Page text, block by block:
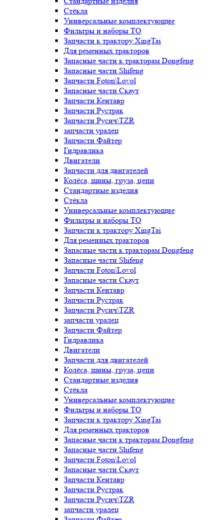
Стёкла
Универсальные комплектующие
Фильтры и наборы ТО
Запчасти к трактору XingTai
Для ременных тракторов
Запасные части к тракторам Dongfeng
Запасные части Shifeng
Запчасти Foton\Lovol
Запасные части Скаут
Запчасти Кентавр
Запчасти Рустрак
Запчасти Русич\TZR
запчасти уралец
Запчасти Файтер
Гидравлика
Двигатели
Запчасти для двигателей
Колёса, шины, груза, цепи
Стандартные изделия
Стёкла
Универсальные комплектующие
Фильтры и наборы ТО
Запчасти к трактору XingTai
Для ременных тракторов
Запасные части к тракторам Dongfeng
Запасные части Shifeng
Запчасти Foton\Lovol
Запасные части Скаут
Запчасти Кентавр
Запчасти Рустрак
Запчасти Русич\TZR
запчасти уралец
Запчасти Файтер
Гидравлика
Двигатели
Запчасти для двигателей
Колёса, шины, груза, цепи
Стандартные изделия
Стёкла
Универсальные комплектующие
Фильтры и наборы ТО
Запчасти к трактору XingTai
Для ременных тракторов
Запасные части к тракторам Dongfeng
Запасные части Shifeng
Запчасти Foton\Lovol
Запасные части Скаут
Запчасти Кентавр
Запчасти Рустрак
Запчасти Русич\TZR
запчасти уралец